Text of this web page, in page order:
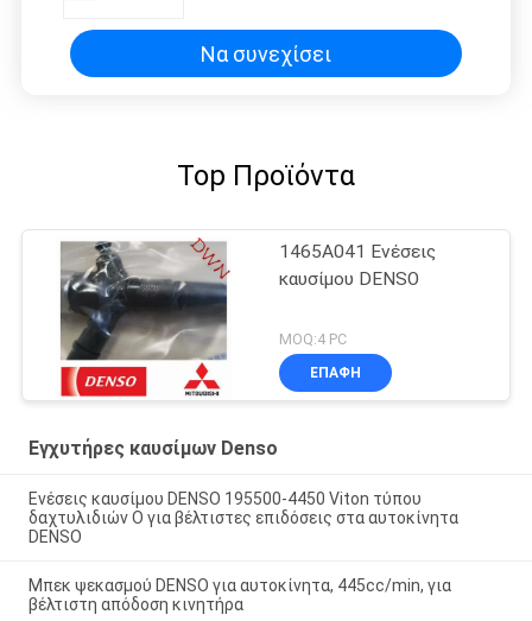
Cruiser200 V8 1vd-FTV
Να συνεχίσει
Top Προϊόντα
1465A041 Ενέσεις
καυσίμου DENSO
MOQ:4 PC
ΕΠΑΦΉ
Εγχυτήρες καυσίμων Denso
Ενέσεις καυσίμου DENSO 195500-4450 Viton τύπου
δαχτυλιδιών O για βέλτιστες επιδόσεις στα αυτοκίνητα
DENSO
Μπεκ ψεκασμού DENSO για αυτοκίνητα, 445cc/min, για
βέλτιστη απόδοση κινητήρα